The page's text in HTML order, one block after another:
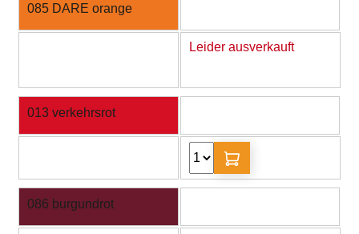
085 DARE orange
Leider ausverkauft
013 verkehrsrot
086 burgundrot